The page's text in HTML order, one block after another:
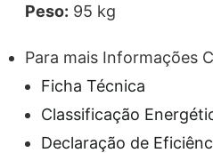
Peso: 95 kg
Para mais Informações
Ficha Técnica
Classificação
Declaração de